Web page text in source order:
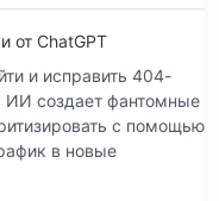
от ChatGPT
и исправить 404-
ИИ создает фантомные
с помощью
в новые